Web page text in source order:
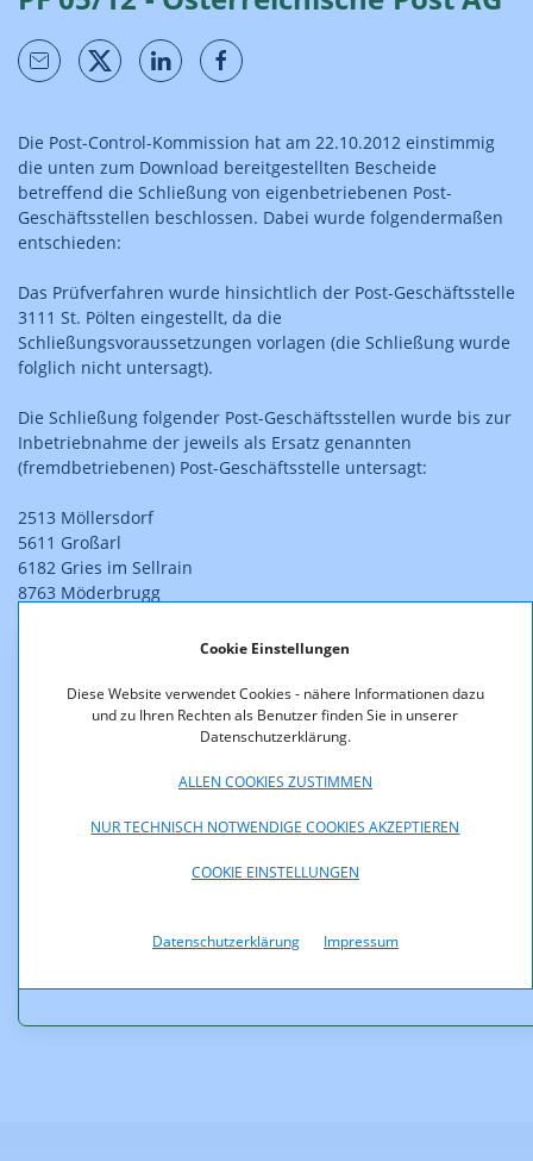
Cookie Einstellungen
Diese Website verwendet Cookies - nähere Informationen dazu
und zu Ihren Rechten als Benutzer finden Sie in unserer
Datenschutzerklärung.
ALLEN COOKIES ZUSTIMMEN
NUR TECHNISCH NOTWENDIGE COOKIES AKZEPTIEREN
COOKIE EINSTELLUNGEN
Datenschutzerklärung Impressum
Die Post-Control-Kommission hat am 22.10.2012 einstimmig
die unten zum Download bereitgestellten Bescheide
betreffend die Schließung von eigenbetriebenen Post-
Geschäftsstellen beschlossen. Dabei wurde folgendermaßen
entschieden:
Das Prüfverfahren wurde hinsichtlich der Post-Geschäftsstelle
3111 St. Pölten eingestellt, da die
Schließungsvoraussetzungen vorlagen (die Schließung wurde
folglich nicht untersagt).
Die Schließung folgender Post-Geschäftsstellen wurde bis zur
Inbetriebnahme der jeweils als Ersatz genannten
(fremdbetriebenen) Post-Geschäftsstelle untersagt:
2513 Möllersdorf
5611 Großarl
6182 Gries im Sellrain
8763 Möderbrugg
Downloads
PF5_12-20.pdf (pdf, 98,0 KB)
PF5_12-19.pdf (pdf, 97,2 KB)
PF5_12-18.pdf (pdf, 97,1 KB)
PF5_12-17.pdf (pdf, 97,5 KB)